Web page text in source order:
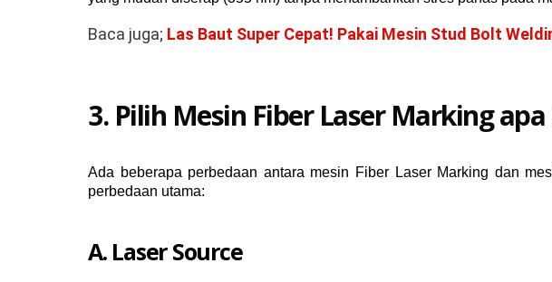
Baca juga; Las Baut Super Cepat! Pakai Mesin Stud Bolt
3. Pilih Mesin Fiber Laser Marking
Ada beberapa perbedaan antara mesin Fiber Laser Marking dan
perbedaan utama:
A. Laser Source